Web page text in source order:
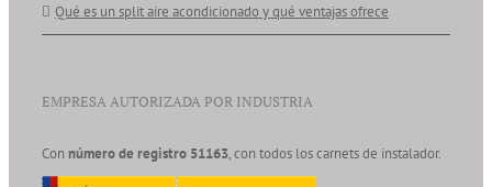
Qué es un split aire acondicionado y qué ventajas ofrece
EMPRESA AUTORIZADA POR INDUSTRIA
Con número de registro 51163, con todos los carnets de instalador.